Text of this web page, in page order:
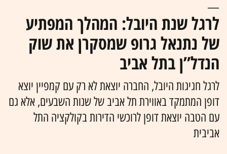
לרגל שנת היובל: המהלך המפתיע
של נתנאל גרופ שמסקרן את שוק
הנדל”ן בתל אביב
לרגל חגיגות היובל, החברה יוצאת לא רק עם קמפיין יוצא
דופן המתמקד באווירת תל אביב של שנות השבעים, אלא גם
עם הטבה יוצאת דופן לרוכשי הדירות בקולקציה התל
אביבית